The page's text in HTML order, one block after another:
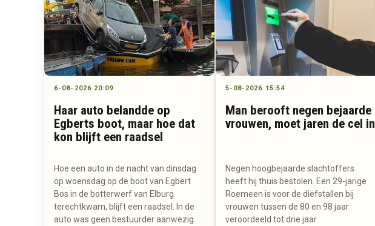
6-08-2026 20:09
Haar auto belandde op
Egberts boot, maar hoe dat
kon blijft een raadsel
Hoe een auto in de nacht van dinsdag
op woensdag op de boot van Egbert
Bos in de botterwerf van Elburg
terechtkwam, blijft een raadsel. In de
auto was geen bestuurder aanwezig.
5-08-2026 15:54
Man berooft negen bejaarde
vrouwen, moet jaren de cel in
Negen hoogbejaarde slachtoffers
heeft hij thuis bestolen. Een 29-jarige
Roemeen is voor de diefstallen bij
vrouwen tussen de 80 en 98 jaar
veroordeeld tot drie jaar